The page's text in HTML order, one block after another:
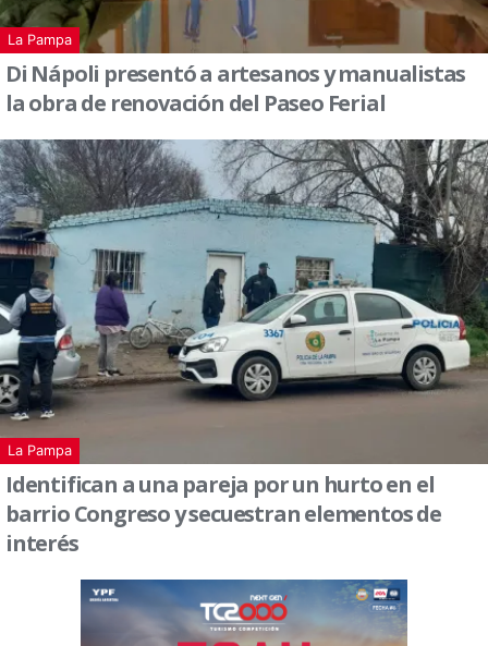
La Pampa
Di Nápoli presentó a artesanos y manualistas
la obra de renovación del Paseo Ferial
La Pampa
Identifican a una pareja por un hurto en el
barrio Congreso y secuestran elementos de
interés